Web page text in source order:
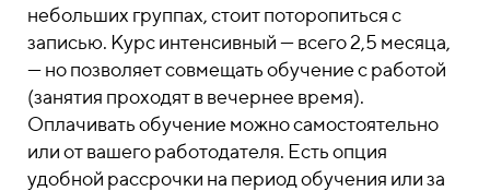
небольших группах, стоит поторопиться с
записью. Курс интенсивный — всего 2,5 месяца,
— но позволяет совмещать обучение с работой
(занятия проходят в вечернее время).
Оплачивать обучение можно самостоятельно
или от вашего работодателя. Есть опция
удобной рассрочки на период обучения или за